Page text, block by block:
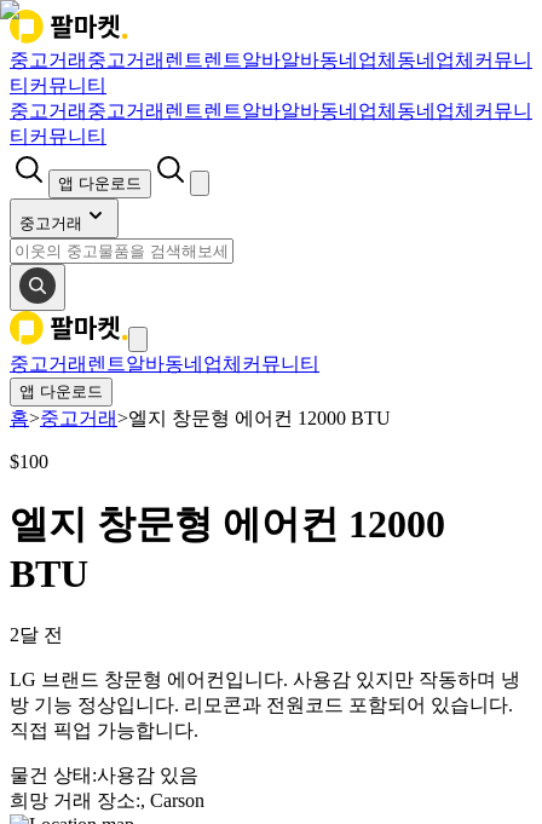
중고거래 중고거래 렌트렌트알바알바동네업체 동네업체 커뮤니
티 커뮤니티
중고거래 중고거래 렌트렌트알바알바동네업체 동네업체 커뮤니
티 커뮤니티
앱 다운로드
중고거래
중고거래 렌트알바동네업체 커뮤니티
앱 다운로드
홈>중고거래>엘지 창문형 에어컨 12000 BTU
$100
엘지 창문형 에어컨 12000
BTU
2달 전
LG 브랜드 창문형 에어컨입니다. 사용감 있지만 작동하며 냉
방 기능 정상입니다. 리모콘과 전원코드 포함되어 있습니다.
직접 픽업 가능합니다.
물건 상태 :사용감 있음
희망 거래 장소:, Carson